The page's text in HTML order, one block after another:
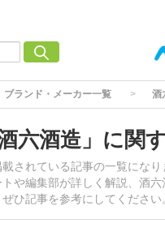
ブランド・メーカー一覧 酒
六酒造」に関
されている記事の一覧にな
や編集部が詳しく解説、酒
ひ記事を参考にしてください